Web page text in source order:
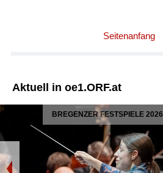
Seitenanfang
Aktuell in oe1.ORF.at
BREGENZER FESTSPIELE 2026